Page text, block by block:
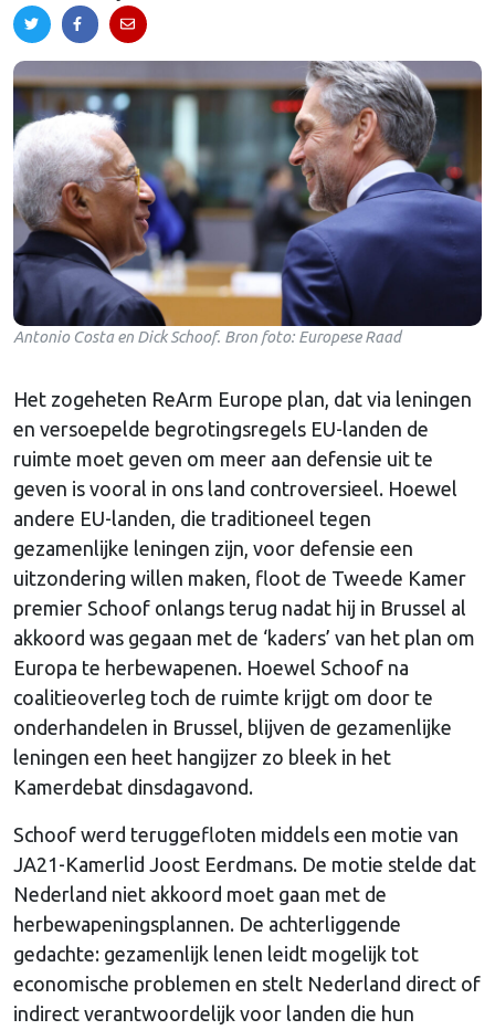
Antonio Costa en Dick Schoof. Bron foto: Europese Raad
Het zogeheten ReArm Europe plan, dat via leningen
en versoepelde begrotingsregels EU-landen de
ruimte moet geven om meer aan defensie uit te
geven is vooral in ons land controversieel. Hoewel
andere EU-landen, die traditioneel tegen
gezamenlijke leningen zijn, voor defensie een
uitzondering willen maken, floot de Tweede Kamer
premier Schoof onlangs terug nadat hij in Brussel al
akkoord was gegaan met de ‘kaders’ van het plan om
Europa te herbewapenen. Hoewel Schoof na
coalitieoverleg toch de ruimte krijgt om door te
onderhandelen in Brussel, blijven de gezamenlijke
leningen een heet hangijzer zo bleek in het
Kamerdebat dinsdagavond.
Schoof werd teruggefloten middels een motie van
JA21-Kamerlid Joost Eerdmans. De motie stelde dat
Nederland niet akkoord moet gaan met de
herbewapeningsplannen. De achterliggende
gedachte: gezamenlijk lenen leidt mogelijk tot
economische problemen en stelt Nederland direct of
indirect verantwoordelijk voor landen die hun